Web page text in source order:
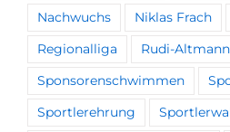
Nachwuchs Niklas Frach
Regionalliga Rudi-
Sponsorenschwimmen
Sportlerehrung